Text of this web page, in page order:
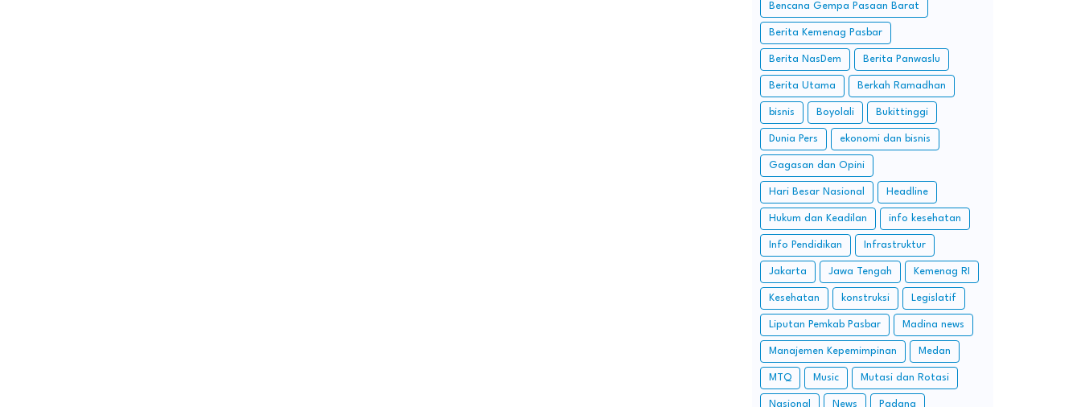
Bencana Gempa Pasaan Barat
Berita Kemenag Pasbar
Berita NasDem Berita Panwaslu
Berita Utama Berkah Ramadhan
bisnis Boyolali Bukittinggi
Dunia Pers ekonomi dan bisnis
Gagasan dan Opini
Hari Besar Nasional Headline
Hukum dan Keadilan info kesehatan
Info Pendidikan Infrastruktur
Jakarta Jawa Tengah Kemenag RI
Kesehatan konstruksi Legislatif
Liputan Pemkab Pasbar Madina news
Manajemen Kepemimpinan Medan
MTQ Music Mutasi dan Rotasi
Nasional News Padang